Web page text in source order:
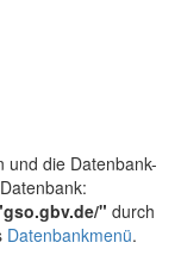
und die Datenbank-
" durch
Datenbankmenü.